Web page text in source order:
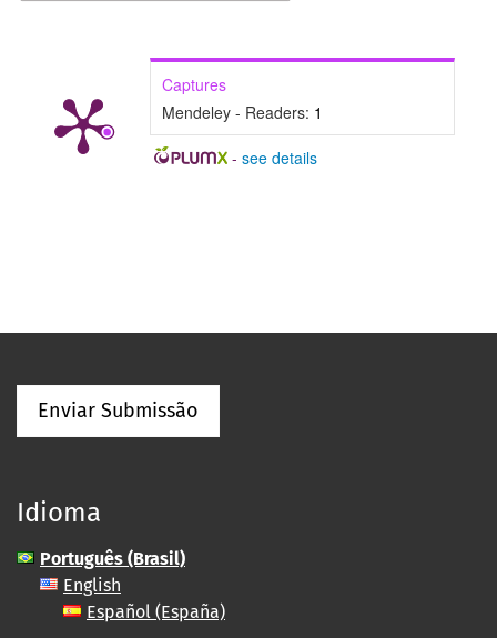
Captures
Mendeley - Readers: 1
- see details
Enviar Submissão
Idioma
Português (Brasil)
English
Español (España)